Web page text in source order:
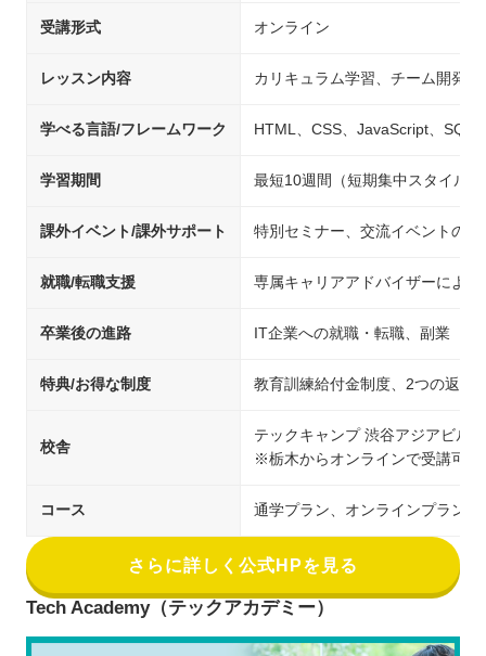
受講形式 オンライン
レッスン内容 カリキュラム学習、チーム開発
学べる言語/フレームワーク HTML、CSS、JavaScript、SQL
学習期間 最短10週間（短期集中スタイル
課外イベント/課外サポート 特別セミナー、交流イベントの開
就職/転職支援 専属キャリアアドバイザーによ
卒業後の進路 IT企業への就職・転職、副業
特典/お得な制度 教育訓練給付金制度、2つの返金
校舎
テックキャンプ 渋谷アジアビル校
※栃木からオンラインで受講可能
コース 通学プラン、オンラインプラン
さらに詳しく公式HPを見る
Tech Academy（テックアカデミー）